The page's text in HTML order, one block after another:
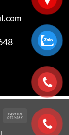
MasterCardCash
On